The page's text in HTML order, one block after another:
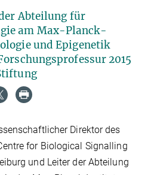
Abteilung für
am Max-Planck-
und Epigenetik
2015
Direktor des
for Biological Signalling
und Leiter der Abteilung